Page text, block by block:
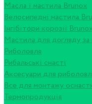
Масла і мастила Brunox
Велосипедні мастила
Інгібітори корозії
Мастила для догляду
Риболовля
Рибальські снасті
Аксесуари для
Все для монтажу
Термопродукція